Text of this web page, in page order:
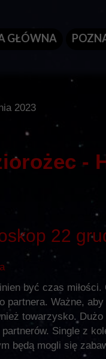
2023
-
22
być czas
partnera. Ważne,
towarzysko.
partnerów. Single z
będą mogli się
GŁÓWNA